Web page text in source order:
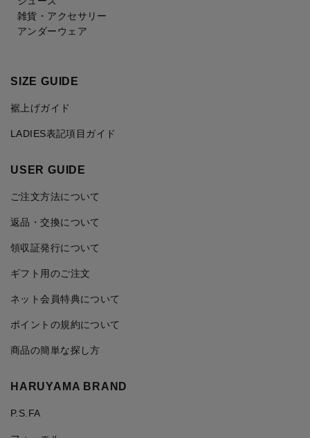
雑貨・アクセサリー
アンダーウェア
SIZE GUIDE
裾上げガイド
LADIES表記項目ガイド
USER GUIDE
ご注文方法について
返品・交換について
領収証発行について
ギフト用のご注文
ネット会員特典について
ポイントの規約について
商品の簡単な探し方
HARUYAMA BRAND
P.S.FA